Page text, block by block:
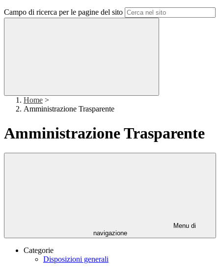
Campo di ricerca per le pagine del sito
Home >
Amministrazione Trasparente
Amministrazione Trasparente
Menu di
navigazione
Categorie
Disposizioni generali